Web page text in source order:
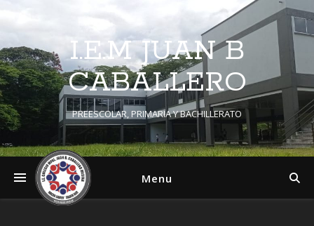
I.E.M JUAN B
CABALLERO
PREESCOLAR, PRIMARIA Y BACHILLERATO
Menu